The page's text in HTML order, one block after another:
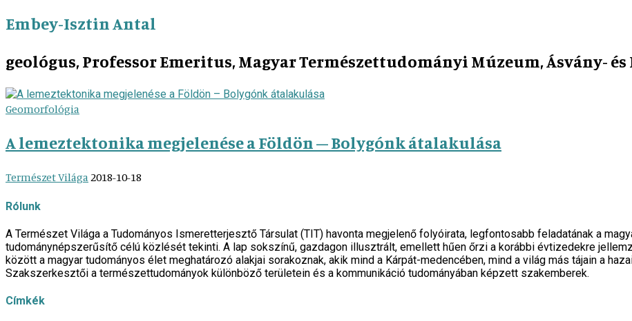
Embey-Isztin Antal
geológus, Professor Emeritus, Magyar Természettudományi Múzeum, Ásvány- és
Geomorfológia
A lemeztektonika megjelenése a Földön – Bolygónk átalakulása
Természet Világa 2018-10-18
Rólunk
A Természet Világa a Tudományos Ismeretterjesztő Társulat (TIT) havonta megjelenő folyóirata, legfontosabb feladatának a
tudománynépszerűsítő célú közlését tekinti. A lap sokszínű, gazdagon illusztrált, emellett hűen őrzi a korábbi évtizedekre
között a magyar tudományos élet meghatározó alakjai sorakoznak, akik mind a Kárpát-medencében, mind a világ más tájain a
Szakszerkesztői a természettudományok különböző területein és a kommunikáció tudományában képzett szakemberek.
Címkék